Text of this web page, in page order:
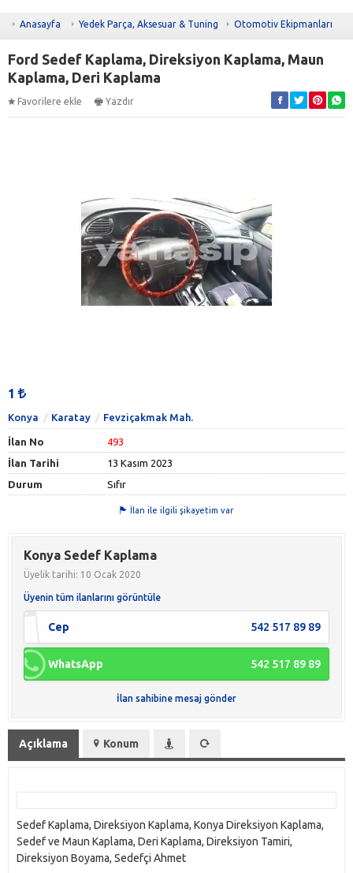
Anasayfa Yedek Parça, Aksesuar & Tuning Otomotiv Ekipmanları
Ford Sedef Kaplama, Direksiyon Kaplama, Maun
Kaplama, Deri Kaplama
Favorilere ekle Yazdır
1
Konya Karatay Fevziçakmak Mah.
İlan No
493
İlan Tarihi
13 Kasım 2023
Durum
Sıfır
İlan ile ilgili şikayetim var
Konya Sedef Kaplama
Üyelik tarihi: 10 Ocak 2020
Üyenin tüm ilanlarını görüntüle
Cep 542 517 89 89
WhatsApp 542 517 89 89
İlan sahibine mesaj gönder
Açıklama Konum
Sedef Kaplama, Direksiyon Kaplama, Konya Direksiyon Kaplama,
Sedef ve Maun Kaplama, Deri Kaplama, Direksiyon Tamiri,
Direksiyon Boyama, Sedefçi Ahmet